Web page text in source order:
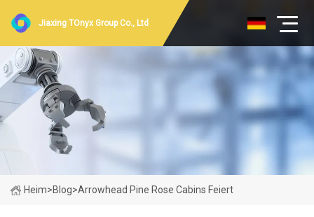
Jiaxing TOnyx Group Co., Ltd
Heim>Blog>Arrowhead Pine Rose Cabins Feiert